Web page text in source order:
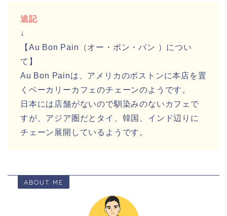
追記
↓
【Au Bon Pain（オー・ボン・パン ）につい
て】
Au Bon Painは、アメリカのボストンに本店を置
くベーカリーカフェのチェーンのようです。
日本には店舗がないので馴染みのないカフェで
すが、アジア圏だとタイ、韓国、インド辺りに
チェーン展開しているようです。
ABOUT ME